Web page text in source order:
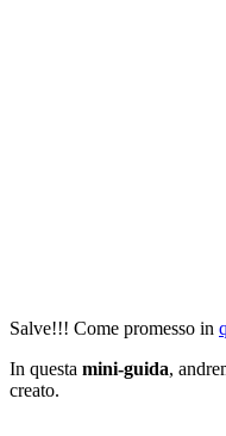
Salve!!! Come promesso in
In questa mini-guida,
creato.